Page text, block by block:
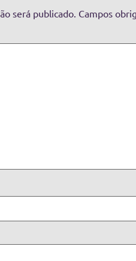
será publicado. Campos